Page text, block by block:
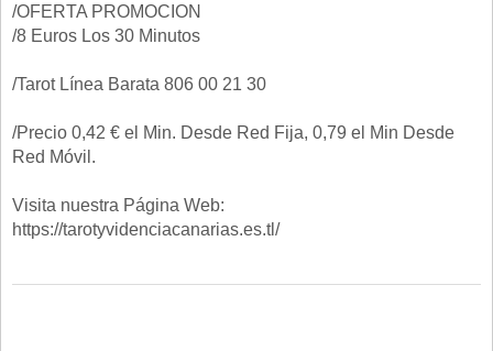
/OFERTA PROMOCION
/8 Euros Los 30 Minutos
/Tarot Línea Barata 806 00 21 30
/Precio 0,42 € el Min. Desde Red Fija, 0,79 el Min Desde
Red Móvil.
Visita nuestra Página Web:
https://tarotyvidenciacanarias.es.tl/